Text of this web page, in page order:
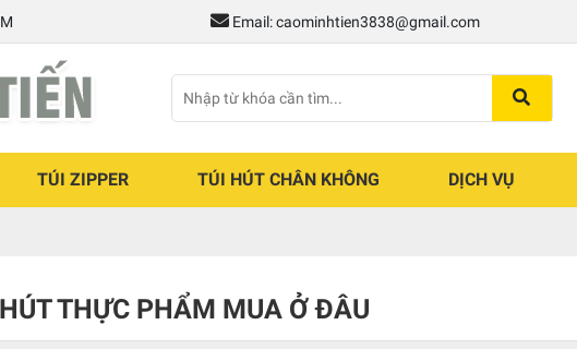
Email: caominhtien3838@gmail.com
TÚI ZIPPER TÚI HÚT CHÂN KHÔNG DỊCH VỤ
THỰC PHẨM MUA Ở ĐÂU